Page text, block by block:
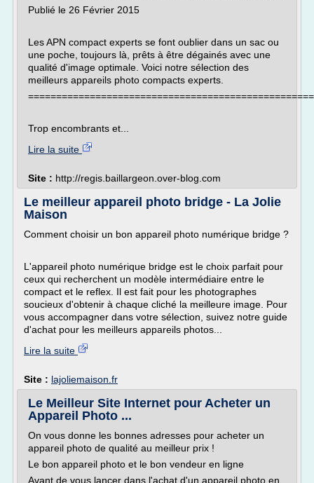
Publié le 26 Février 2015
Les APN compact experts se font oublier dans un sac ou
une poche, toujours là, prêts à être dégainés avec une
qualité d'image optimale. Voici notre sélection des
meilleurs appareils photo compacts experts.
Trop encombrants et...
Lire la suite
Site : http://regis.baillargeon.over-blog.com
Le meilleur appareil photo bridge - La Jolie
Maison
Comment choisir un bon appareil photo numérique bridge ?
L'appareil photo numérique bridge est le choix parfait pour
ceux qui recherchent un modèle intermédiaire entre le
compact et le reflex. Il est fait pour les photographes
soucieux d'obtenir à chaque cliché la meilleure image. Pour
vous accompagner dans votre sélection, suivez notre guide
d'achat pour les meilleurs appareils photos...
Lire la suite
Site : lajoliemaison.fr
Le Meilleur Site Internet pour Acheter un
Appareil Photo ...
On vous donne les bonnes adresses pour acheter un
appareil photo de qualité au meilleur prix !
Le bon appareil photo et le bon vendeur en ligne
Avant de vous lancer dans l'achat d'un appareil photo en